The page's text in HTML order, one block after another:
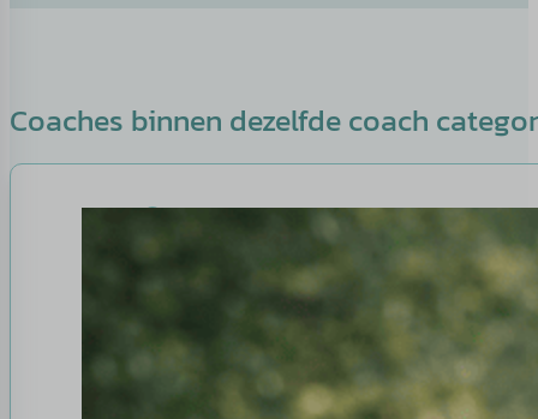
Coaches binnen dezelfde coach